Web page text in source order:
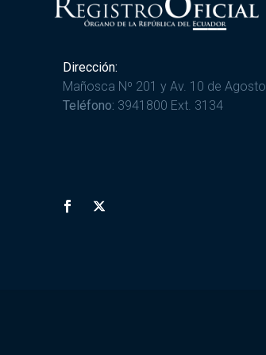
Dirección:
Mañosca Nº 201 y Av. 10 de Agosto
Teléfono: 3941800 Ext. 3134